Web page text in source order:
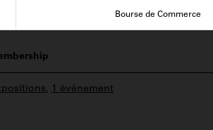
Bourse de Commerce
, 1 événement